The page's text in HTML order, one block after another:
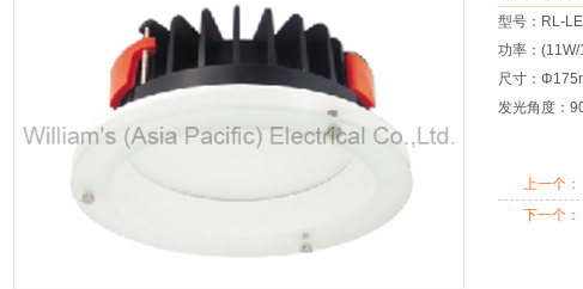
型号：RL-
功率：
尺寸：
发光角度：
上一个：
下一个：